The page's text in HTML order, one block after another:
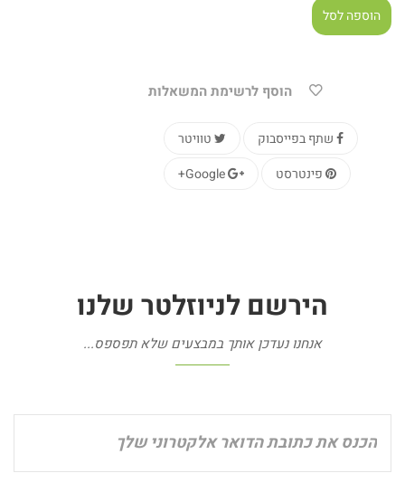
הוספה לסל
הוסף לרשימת המשאלות
טוויטר
שתף בפייסבוק
Google+
פינטרסט
הירשם לניוזלטר שלנו
אנחנו נעדכן אותך במבצעים שלא תפספס...